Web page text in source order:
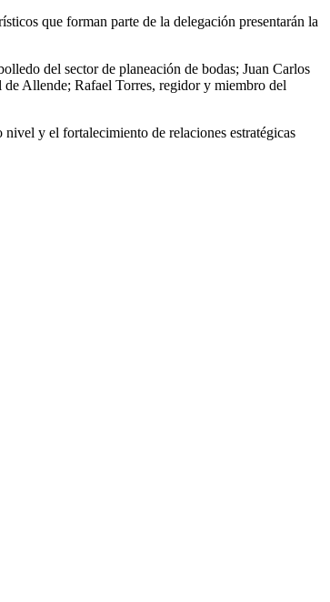
que forman parte de la delegación presentarán la
del sector de planeación de bodas; Juan Carlos
Allende; Rafael Torres, regidor y miembro del
y el fortalecimiento de relaciones estratégicas